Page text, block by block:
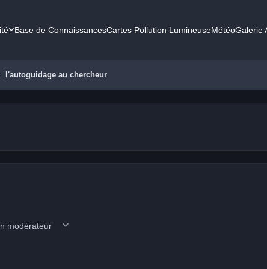
Base de ConnaissancesCartes Pollution LumineuseMétéoGalerie
l'autoguidage au chercheur